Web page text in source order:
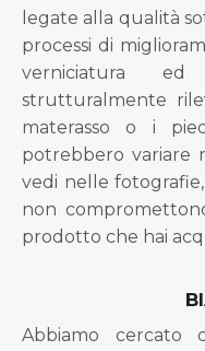
legate alla qualità
processi di
verniciatura
strutturalmente
materasso o i
potrebbero variare
vedi nelle
non
prodotto che hai
Abbiamo cercato